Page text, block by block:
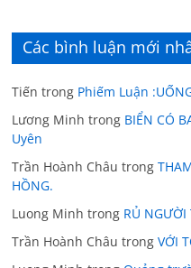
Các bình luận mới
Tiến trong Phiếm Luận
Lương Minh trong BIỂN CÓ
Uyên
Trần Hoành Châu trong
HỒNG.
Luong Minh trong RỦ NGƯỜI
Trần Hoành Châu trongVỚI